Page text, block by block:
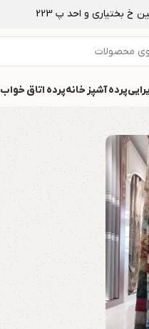
خ بختیاری و احد پ 223
پرده آشپز خانهپرده اتاق خواب